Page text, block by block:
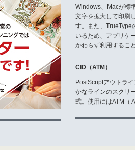
Windows、Macが標
文字を拡大して印刷
す。また、TrueType
いるため、アプリケ
かわらず利用するこ
CID（ATM）
PostScriptアウトラ
かなラインのスクリ
式。使用にはATM（